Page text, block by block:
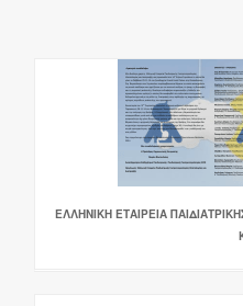
ΕΛΛΗΝΙΚΗ ΕΤΑΙΡΕΙΑ